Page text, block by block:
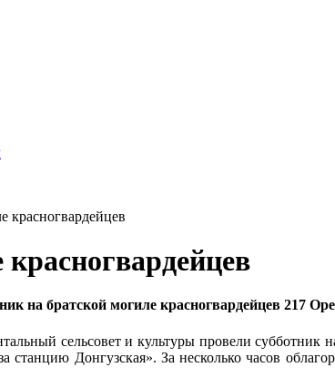
красногвардейцев
на братской могиле красногвардейцев 217
сельсовет и культуры провели субботник
станцию Донгузская». За несколько часов